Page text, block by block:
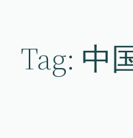
Tag: 中